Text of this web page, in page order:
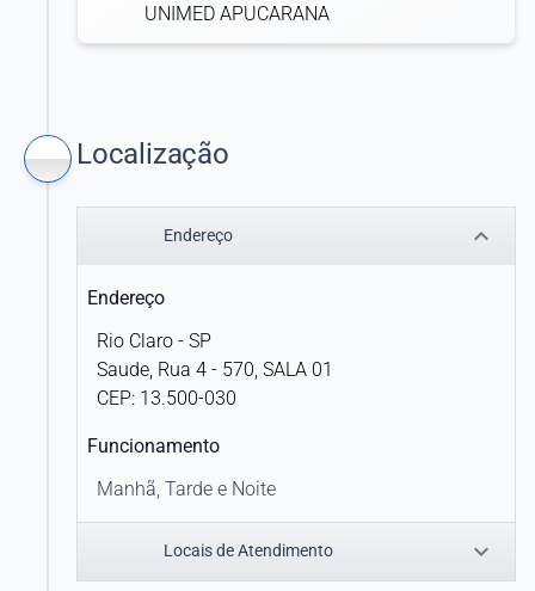
UNIMED APUCARANA
TRABALHO MÉDICO LTDA.
UNIMED BH
UNIMED BLUMENAU
UNIMED CAÇADOR
UNIMED CAMPINAS
UNIMED CARUARU
UNIMED - COOPERATIVA DE SERVIÇOS
Localização
Endereço keyboard_arrow_down
Endereço
Rio Claro - SP
Saude, Rua 4 - 570, SALA 01
CEP: 13.500-030
Funcionamento
Manhã, Tarde e Noite
Locais de Atendimento keyboard_arrow_down